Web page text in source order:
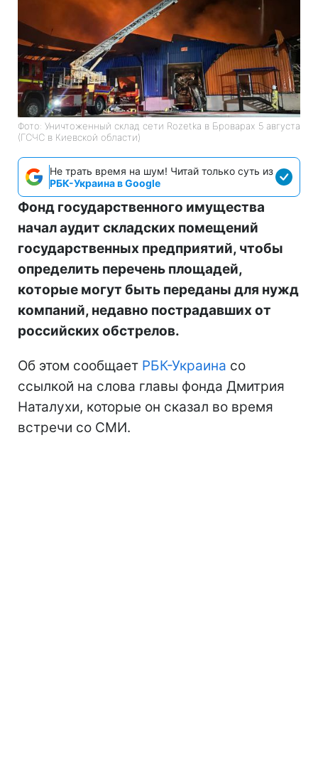
Фото: Уничтоженный склад сети Rozetka в Броварах 5 августа
(ГСЧС в Киевской области)
Не трать время на шум! Читай только суть из
РБК-Украина в Google
Фонд государственного имущества
начал аудит складских помещений
государственных предприятий, чтобы
определить перечень площадей,
которые могут быть переданы для нужд
компаний, недавно пострадавших от
российских обстрелов.
Об этом сообщает РБК-Украина со
ссылкой на слова главы фонда Дмитрия
Наталухи, которые он сказал во время
встречи со СМИ.